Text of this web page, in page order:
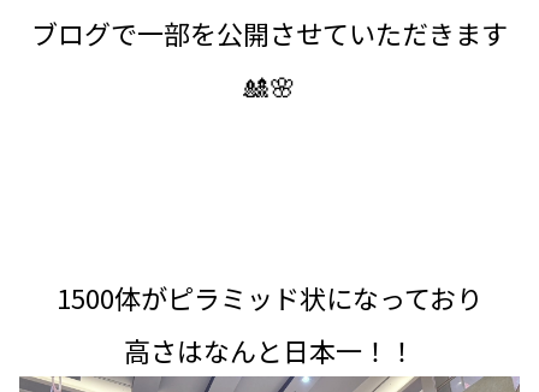
ブログで一部を公開させていただきます
🎎🌸
1500体がピラミッド状になっており
高さはなんと日本一！！